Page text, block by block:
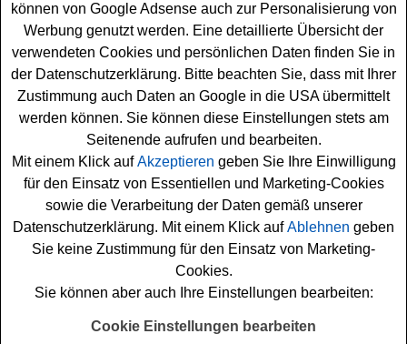
Wer gern einen hochwertigenTrolley gewinnenmöchte,
sollte bei diesem kostenlosen American Express
Gewinnspiel mitmachen. Das Lifestyle-Magazin
AMEXcited von American Express verlost gleich fünfmal
einen exklusiven Horizn Cabin Trolley - und mit etwas
Glück können Sie einen dieser tollenKoffer gewinnen .
Falls Sie an der Verlosung gratis teilnehmen möchten,
sollten Sie kurz das kleine Formular ausfüllen. Denn nur
so können Sie sich Ihre Gewinnchance sichern.
Vielleicht haben Sie ja Glück? Auf jeden Fall drücken wir
schon einmal fest die Daumen für dieses tolle
Gewinnspiel von American Express!
American Express verlost 5x einen Horizn
Cabin Trolley
können von Google Adsense auch zur Personalisierung von
Werbung genutzt werden. Eine detaillierte Übersicht der
verwendeten Cookies und persönlichen Daten finden Sie in
der Datenschutzerklärung. Bitte beachten Sie, dass mit Ihrer
Zustimmung auch Daten an Google in die USA übermittelt
werden können. Sie können diese Einstellungen stets am
Seitenende aufrufen und bearbeiten.
Mit einem Klick aufAkzeptieren geben Sie Ihre Einwilligung
für den Einsatz von Essentiellen und Marketing-Cookies
sowie die Verarbeitung der Daten gemäß unserer
Datenschutzerklärung. Mit einem Klick aufAblehnen geben
Sie keine Zustimmung für den Einsatz von Marketing-
Cookies.
Sie können aber auch Ihre Einstellungen bearbeiten:
Cookie Einstellungen bearbeiten